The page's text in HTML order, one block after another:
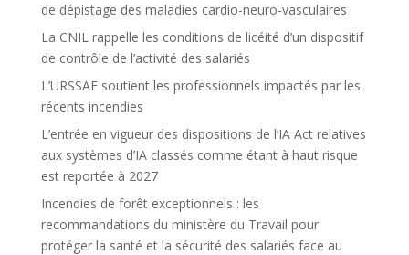
de dépistage des maladies cardio-neuro-vasculaires
La CNIL rappelle les conditions de licéité d’un dispositif
de contrôle de l’activité des salariés
L’URSSAF soutient les professionnels impactés par les
récents incendies
L’entrée en vigueur des dispositions de l’IA Act relatives
aux systèmes d’IA classés comme étant à haut risque
est reportée à 2027
Incendies de forêt exceptionnels : les
recommandations du ministère du Travail pour
protéger la santé et la sécurité des salariés face au